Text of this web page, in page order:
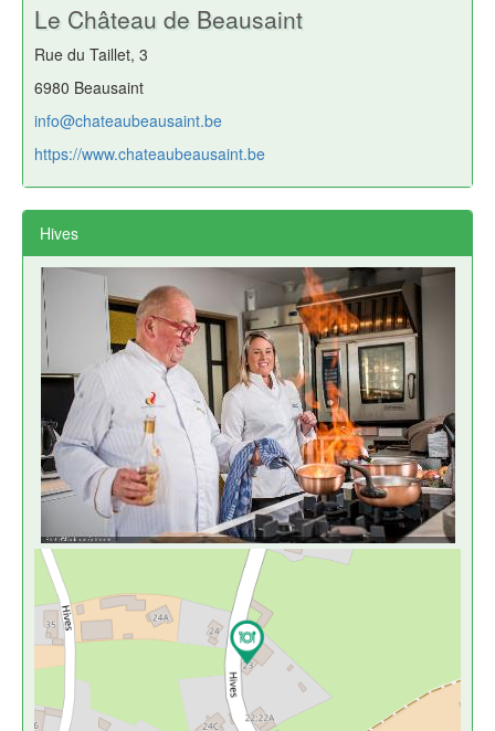
Le Château de Beausaint
Rue du Taillet, 3
6980 Beausaint
info@chateaubeausaint.be
https://www.chateaubeausaint.be
Hives